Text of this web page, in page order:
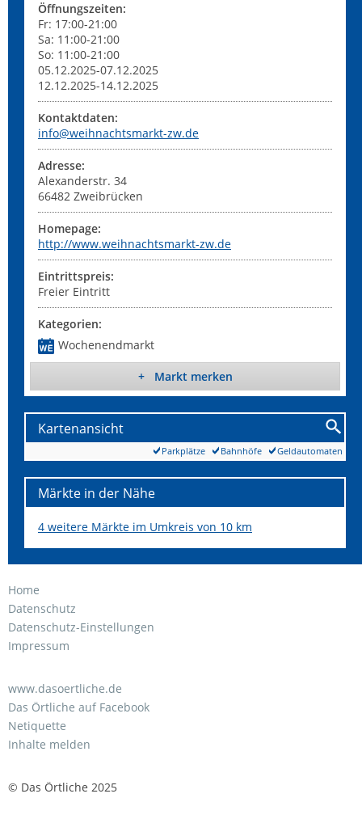
Öffnungszeiten:
Fr: 17:00-21:00
Sa: 11:00-21:00
So: 11:00-21:00
05.12.2025-07.12.2025
12.12.2025-14.12.2025
Kontaktdaten:
info@weihnachtsmarkt-zw.de
Adresse:
Alexanderstr. 34
66482 Zweibrücken
Homepage:
http://www.weihnachtsmarkt-zw.de
Eintrittspreis:
Freier Eintritt
Kategorien:
Wochenendmarkt
+ Markt merken
Kartenansicht
Geldautomaten
Bahnhöfe
Parkplätze
Märkte in der Nähe
4 weitere Märkte im Umkreis von 10 km
Home
Datenschutz
Datenschutz-Einstellungen
Impressum
www.dasoertliche.de
Das Örtliche auf Facebook
Netiquette
Inhalte melden
© Das Örtliche 2025